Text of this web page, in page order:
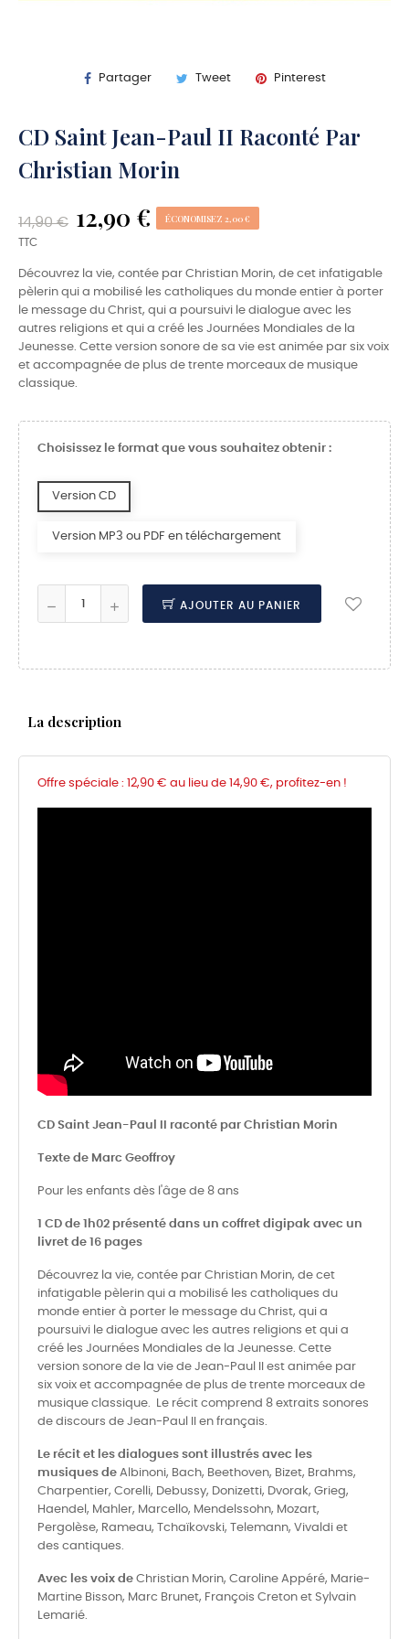
Partager Tweet Pinterest
CD Saint Jean-Paul II Raconté Par
Christian Morin
14,90 € 12,90 € ÉCONOMISEZ 2,00 €
TTC
Découvrez la vie, contée par Christian Morin, de cet infatigable
pèlerin qui a mobilisé les catholiques du monde entier à porter
le message du Christ, qui a poursuivi le dialogue avec les
autres religions et qui a créé les Journées Mondiales de la
Jeunesse. Cette version sonore de sa vie est animée par six voix
et accompagnée de plus de trente morceaux de musique
classique.
Choisissez le format que vous souhaitez obtenir :
Version CD
Version MP3 ou PDF en téléchargement
AJOUTER AU PANIER
La description
Offre spéciale : 12,90 € au lieu de 14,90 €, profitez-en !
CD Saint Jean-Paul II raconté par Christian Morin
Texte de Marc Geoffroy
Pour les enfants dès l'âge de 8 ans
1 CD de 1h02 présenté dans un coffret digipak avec un
livret de 16 pages
Découvrez la vie, contée par Christian Morin, de cet
infatigable pèlerin qui a mobilisé les catholiques du
monde entier à porter le message du Christ, qui a
poursuivi le dialogue avec les autres religions et qui a
créé les Journées Mondiales de la Jeunesse. Cette
version sonore de la vie de Jean-Paul II est animée par
six voix et accompagnée de plus de trente morceaux de
musique classique. Le récit comprend 8 extraits sonores
de discours de Jean-Paul II en français.
Le récit et les dialogues sont illustrés avec les
musiques de Albinoni, Bach, Beethoven, Bizet, Brahms,
Charpentier, Corelli, Debussy, Donizetti, Dvorak, Grieg,
Haendel, Mahler, Marcello, Mendelssohn, Mozart,
Pergolèse, Rameau, Tchaïkovski, Telemann, Vivaldi et
des cantiques.
Avec les voix de Christian Morin, Caroline Appéré, Marie-
Martine Bisson, Marc Brunet, François Creton et Sylvain
Lemarié.